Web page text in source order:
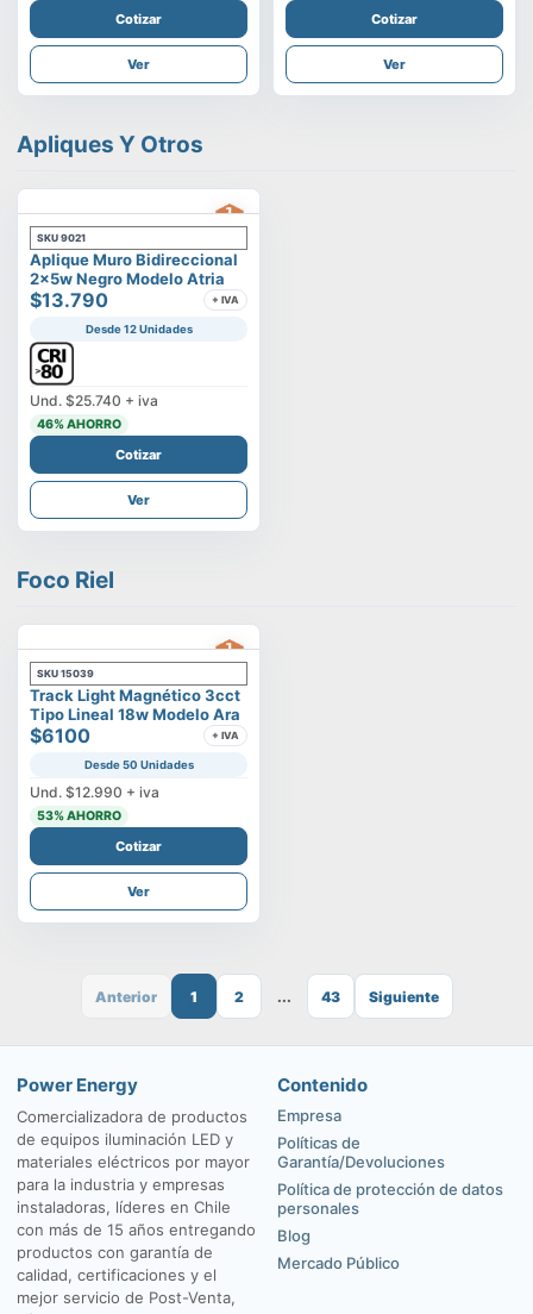
Cotizar
Ver
Cotizar
Ver
Apliques Y Otros
SKU 9021
Aplique Muro Bidireccional
2x5w Negro Modelo Atria
$13.790 + IVA
Desde 12 Unidades
Und. $25.740 + iva
46% AHORRO
Cotizar
Ver
Foco Riel
SKU 15039
Track Light Magnético 3cct
Tipo Lineal 18w Modelo Ara
$6100 + IVA
Desde 50 Unidades
Und. $12.990 + iva
53% AHORRO
Cotizar
Ver
Anterior 1 2 ... 43 Siguiente
Power Energy
Comercializadora de productos
de equipos iluminación LED y
materiales eléctricos por mayor
para la industria y empresas
instaladoras, líderes en Chile
con más de 15 años entregando
productos con garantía de
calidad, certificaciones y el
mejor servicio de Post-Venta,
Contenido
Empresa
Políticas de
Garantía/Devoluciones
Política de protección de datos
personales
Blog
Mercado Público